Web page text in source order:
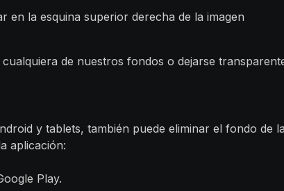
en la esquina superior derecha de la imagen
de nuestros fondos o dejarse
y tablets, también puede eliminar el fondo de
aplicación:
Play.